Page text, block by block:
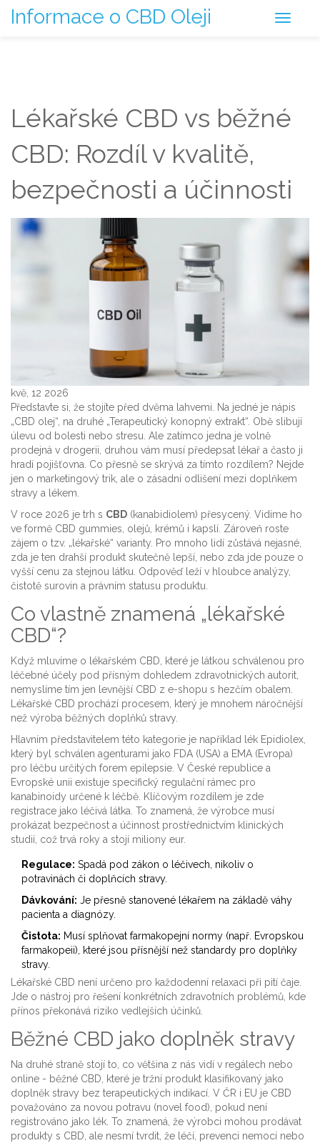
Informace o CBD Oleji
Lékařské CBD vs běžné
CBD: Rozdíl v kvalitě,
bezpečnosti a účinnosti
kvě, 12 2026
Představte si, že stojíte před dvěma lahvemi. Na jedné je nápis
„CBD olej“, na druhé „Terapeutický konopný extrakt“. Obě slibují
úlevu od bolesti nebo stresu. Ale zatímco jedna je volně
prodejná v drogerii, druhou vám musí předepsat lékař a často ji
hradí pojišťovna. Co přesně se skrývá za tímto rozdílem? Nejde
jen o marketingový trik, ale o zásadní odlišení mezi doplňkem
stravy a lékem.
V roce 2026 je trh s CBD (kanabidiolem) přesycený. Vidíme ho
ve formě CBD gummies , olejů, krémů i kapslí. Zároveň roste
zájem o tzv. „lékařské“ varianty. Pro mnoho lidí zůstává nejasné,
zda je ten drahší produkt skutečně lepší, nebo zda jde pouze o
vyšší cenu za stejnou látku. Odpověď leží v hloubce analýzy,
čistotě surovin a právním statusu produktu.
Co vlastně znamená „lékařské
CBD“?
Když mluvíme o lékařském CBD , které je látkou schválenou pro
léčebné účely pod přísným dohledem zdravotnických autorit
nemyslíme tím jen levnější CBD z e-shopu s hezčím obalem.
Lékařské CBD prochází procesem, který je mnohem náročnější
než výroba běžných doplňků stravy.
Hlavním představitelem této kategorie je například lék Epidiolex,
který byl schválen agenturami jako FDA (USA) a EMA (Evropa)
pro léčbu určitých forem epilepsie. V České republice a
Evropské unii existuje specifický regulační rámec pro
kanabinoidy určené k léčbě. Klíčovým rozdílem je zde
registrace jako léčivá látka . To znamená, že výrobce musí
prokázat bezpečnost a účinnost prostřednictvím klinických
studií, což trvá roky a stojí miliony eur.
Regulace: Spadá pod zákon o léčivech, nikoliv o
potravinách či doplňcích stravy.
Dávkování: Je přesně stanovené lékařem na základě váhy
pacienta a diagnózy.
Čistota: Musí splňovat farmakopejní normy (např. Evropskou
farmakopeii), které jsou přísnější než standardy pro doplňky
stravy.
Lékařské CBD není určeno pro každodenní relaxaci při pití čaje.
Jde o nástroj pro řešení konkrétních zdravotních problémů, kde
přínos překonává riziko vedlejších účinků.
Běžné CBD jako doplněk stravy
Na druhé straně stojí to, co většina z nás vidí v regálech nebo
online - běžné CBD , které je tržní produkt klasifikovaný jako
doplněk stravy bez terapeutických indikací . V ČR i EU je CBD
považováno za novou potravu (novel food), pokud není
registrováno jako lék. To znamená, že výrobci mohou prodávat
produkty s CBD, ale nesmí tvrdit, že léčí, prevenci nemocí nebo